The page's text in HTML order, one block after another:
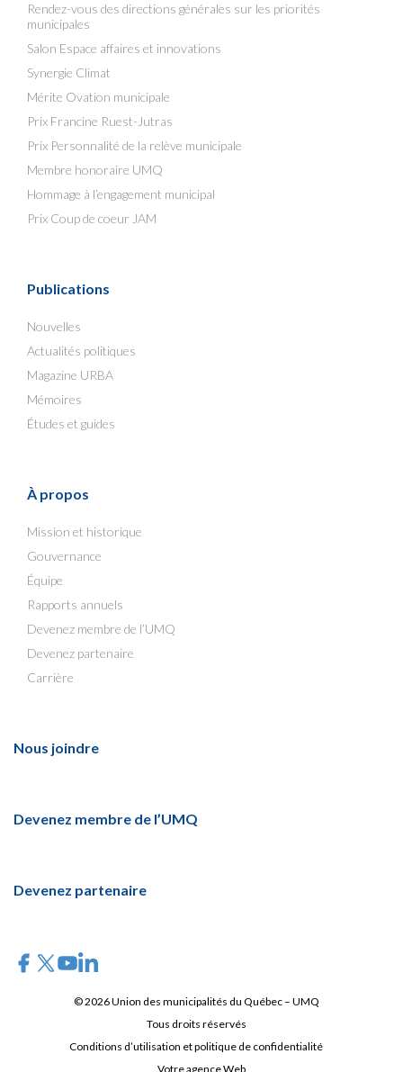
Rendez-vous des directions générales sur les priorités
municipales
Salon Espace affaires et innovations
Synergie Climat
Mérite Ovation municipale
Prix Francine Ruest-Jutras
Prix Personnalité de la relève municipale
Membre honoraire UMQ
Hommage à l’engagement municipal
Prix Coup de coeur JAM
Publications
Nouvelles
Actualités politiques
Magazine URBA
Mémoires
Études et guides
À propos
Mission et historique
Gouvernance
Équipe
Rapports annuels
Devenez membre de l’UMQ
Devenez partenaire
Carrière
Nous joindre
Devenez membre de l’UMQ
Devenez partenaire
© 2026 Union des municipalités du Québec – UMQ
Tous droits réservés
Conditions d’utilisation et politique de confidentialité
Votre agence Web